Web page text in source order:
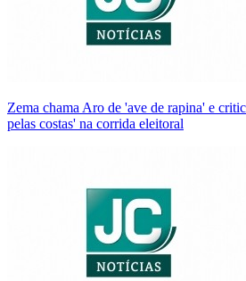
Zema chama Aro de 'ave de rapina' e
pelas costas' na corrida eleitoral